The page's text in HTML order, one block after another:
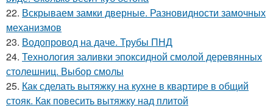
22. Вскрываем замки дверные. Разновидности замочных
механизмов
23. Водопровод на даче. Трубы ПНД
24. Технология заливки эпоксидной смолой деревянных
столешниц. Выбор смолы
25. Как сделать вытяжку на кухне в квартире в общий
стояк. Как повесить вытяжку над плитой